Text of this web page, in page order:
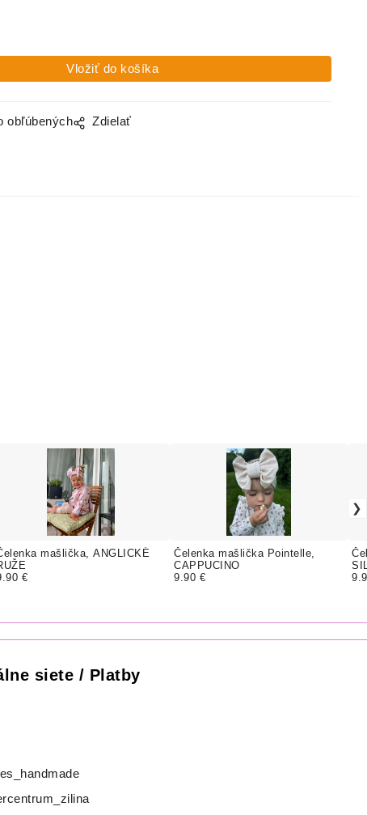
obľúbených Zdielať
mašlička, ANGLICKÉ
€
Čelenka mašlička Pointelle,
CAPPUCINO
9.90 €
siete / Platby